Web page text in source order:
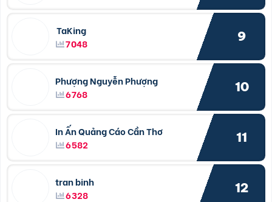
TaKing
7048
9
Phượng Nguyễn Phượng
6768
10
In Ấn Quảng Cáo Cần Thơ
6582
11
tran binh
6328
12